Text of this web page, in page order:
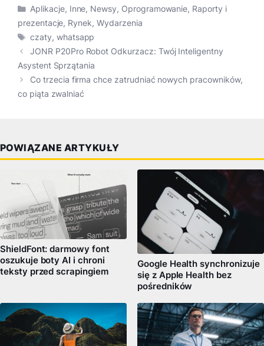
Kategorie
Aplikacje, Inne, Newsy, Oprogramowanie, Raporty i
prezentacje, Rynek,Wydarzenia
Tagi
czaty, whatsapp
JONR P20Pro Robot Odkurzacz: Twój Inteligentny
Asystent Sprzątania
Co trzecia firma chce zatrudniać nowych pracowników,
co piąta zwalniać
POWIĄZANE ARTYKUŁY
ShieldFont: darmowy font
oszukuje boty AI i chroni
teksty przed scrapingiem
Google Health synchronizuje
się z Apple Health bez
pośredników